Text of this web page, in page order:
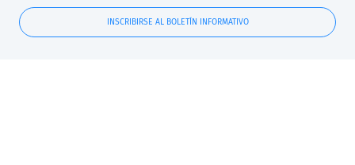
INSCRIBIRSE AL BOLETÍN INFORMATIVO